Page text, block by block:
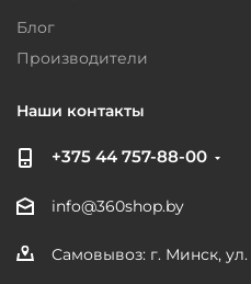
Блог
Производители
Наши контакты
+375 44 757-88-00
info@360shop.by
Самовывоз: г. Минск, ул.